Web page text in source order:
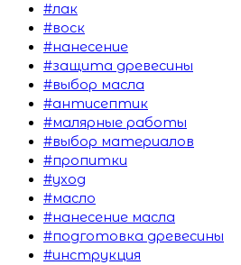
#лак
#воск
#нанесение
#защита древесины
#выбор масла
#антисептик
#малярные работы
#выбор материалов
#пропитки
#уход
#масло
#нанесение масла
#подготовка древесины
#инструкция